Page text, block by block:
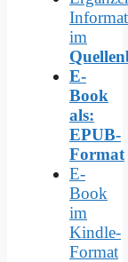
im
E-
Book
als:
EPUB-
Format
E-
Book
im
Kindle-
Format